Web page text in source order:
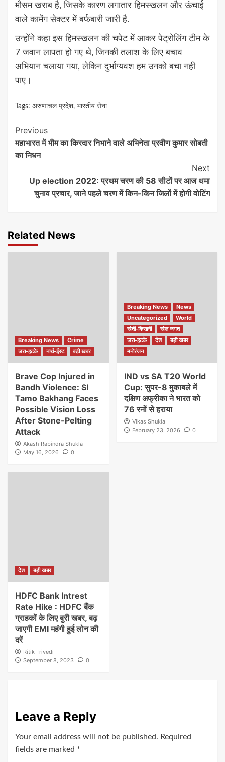
मौसम खराब है, जिसके कारण लगातार हिमस्खलन और ऊंचाई
वाले कामेंग सेक्टर में बर्फबारी जारी है.
उन्होंने कहा इस हिमस्खलन की चपेट में आकर पेट्रोलिंग टीम के
7 जवान लापता हो गए थे, जिनकी तलाश के लिए बचाव
अभियान चलाया गया, लेकिन दुर्भाग्यवश हम उनको बचा नही
पाए।
Tags: अरुणाचल प्रदेश, भारतीय सेना
Continue
Reading
Previous
महाभारत में भीम का किरदार निभाने वाले अभिनेता प्रवीण कुमार सोबती
का निधन
Next
Up election 2022: प्रथम चरण की 58 सीटों पर आज थमा
चुनाव प्रचार, जाने पहले चरण में किन-किन जिलों में होगी वोटिंग
Related News
Breaking News
Crime
जरा-हटके
नार्थ-ईस्ट बड़ी खबर
Brave Cop Injured in
Bandh Violence: SI
Tamo Bakhang Faces
Possible Vision Loss
After Stone-Pelting
Attack
Akash Rabindra Shukla
May 16, 2026
0
Breaking News
News
Uncategorized
World
खेती-किसानी
खेल जगत
जरा-हटके
देश
बड़ी खबर
मनोरंजन
IND vs SA T20 World
Cup: सुपर-8 मुकाबले में
दक्षिण अफ्रीका ने भारत को
76 रनों से हराया
Vikas Shukla
February 23, 2026
0
देश बड़ी खबर
HDFC Bank Intrest
Rate Hike : HDFC बैंक
ग्राहकों के लिए बुरी खबर, बढ़
जाएगी EMI महंगी हुई लोन की
दरें
Ritik Trivedi
September 8, 2023
0
Leave a Reply
Your email address will not be published. Required
fields are marked *